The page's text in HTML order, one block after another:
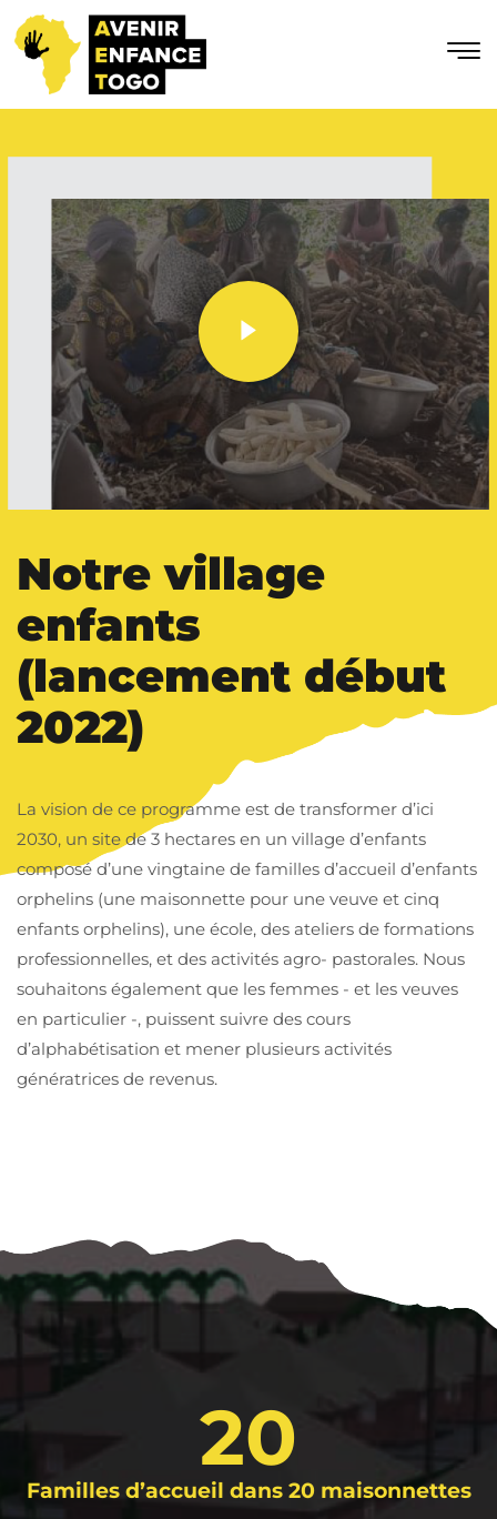
Notre village
enfants
(lancement début
2022)
La vision de ce programme est de transformer d’ici
2030, un site de 3 hectares en un village d’enfants
composé d’une vingtaine de familles d’accueil d’enfants
orphelins (une maisonnette pour une veuve et cinq
enfants orphelins), une école, des ateliers de formations
professionnelles, et des activités agro- pastorales. Nous
souhaitons également que les femmes - et les veuves
en particulier -, puissent suivre des cours
d’alphabétisation et mener plusieurs activités
génératrices de revenus.
Familles d’accueil dans 20 maisonnettes
20